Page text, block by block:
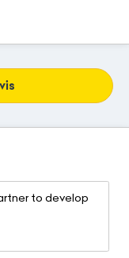
to develop